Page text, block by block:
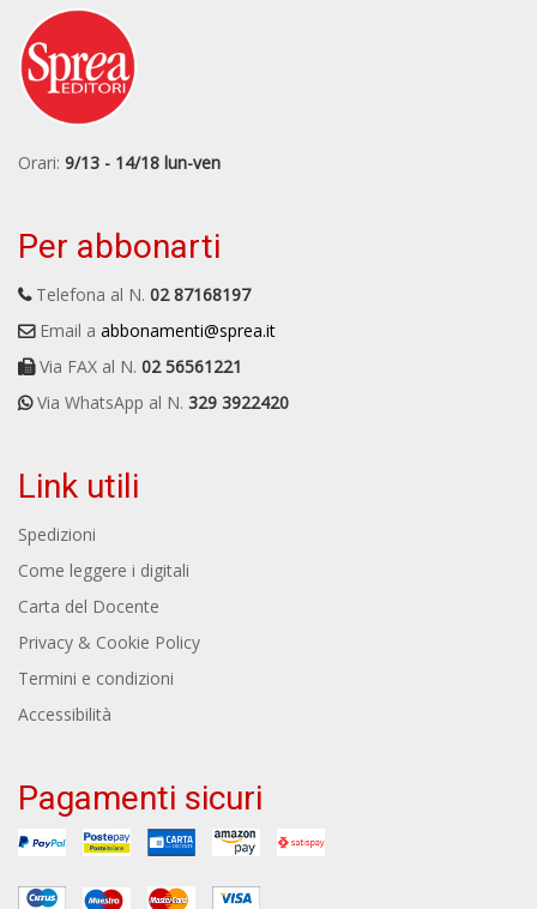
Orari: 9/13 - 14/18 lun-ven
Per abbonarti
Telefona al N. 02 87168197
Email a abbonamenti@sprea.it
Via FAX al N. 02 56561221
Via WhatsApp al N. 329 3922420
Link utili
Spedizioni
Come leggere i digitali
Carta del Docente
Privacy & Cookie Policy
Termini e condizioni
Accessibilità
Pagamenti sicuri